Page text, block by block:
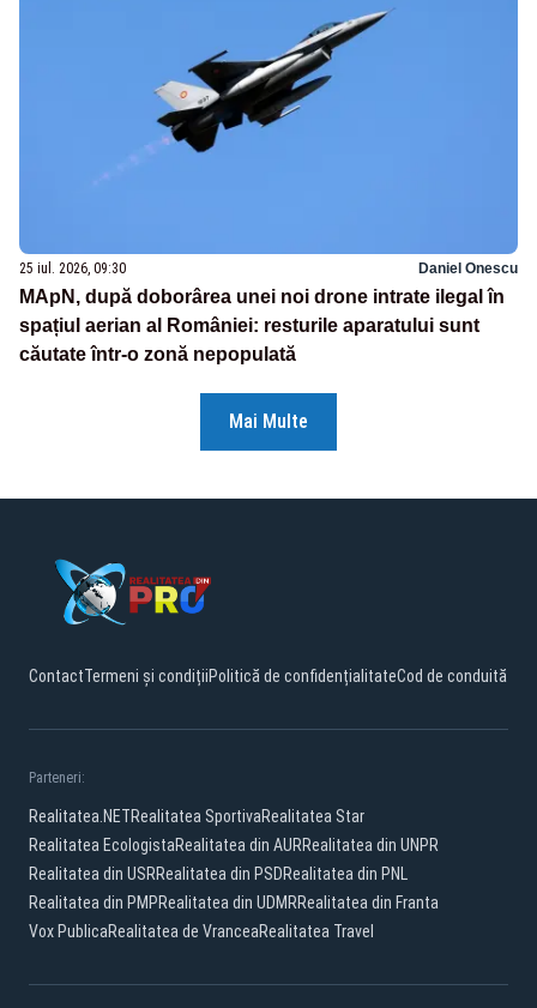
25 iul. 2026, 09:30 Daniel Onescu
MApN, după doborârea unei noi drone intrate ilegal în
spațiul aerian al României: resturile aparatului sunt
căutate într-o zonă nepopulată
Mai Multe
ContactTermeni și condițiiPolitică de confidențialitateCod de conduită
Parteneri:
Realitatea.NETRealitatea SportivaRealitatea Star
Realitatea EcologistaRealitatea din AURRealitatea din UNPR
Realitatea din USRRealitatea din PSDRealitatea din PNL
Realitatea din PMPRealitatea din UDMRRealitatea din Franta
Vox PublicaRealitatea de VranceaRealitatea Travel